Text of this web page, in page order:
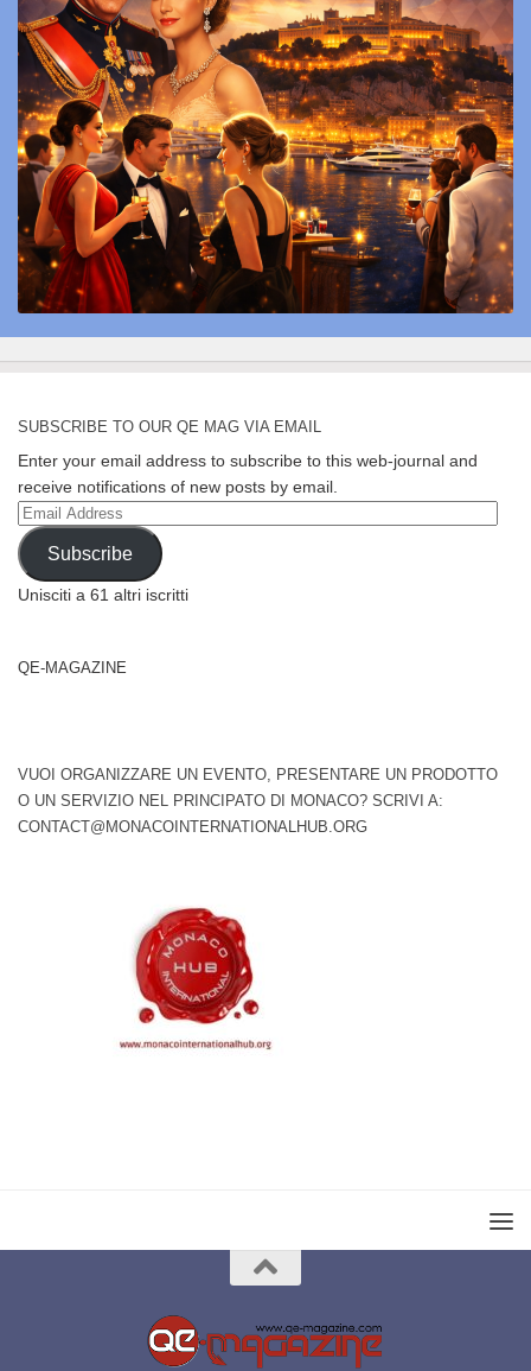
SUBSCRIBE TO OUR QE MAG VIA EMAIL
Enter your email address to subscribe to this web-journal and
receive notifications of new posts by email.
Email
Address
Subscribe
Unisciti a 61 altri iscritti
QE-MAGAZINE
VUOI ORGANIZZARE UN EVENTO, PRESENTARE UN PRODOTTO
O UN SERVIZIO NEL PRINCIPATO DI MONACO? SCRIVI A:
CONTACT@MONACOINTERNATIONALHUB.ORG